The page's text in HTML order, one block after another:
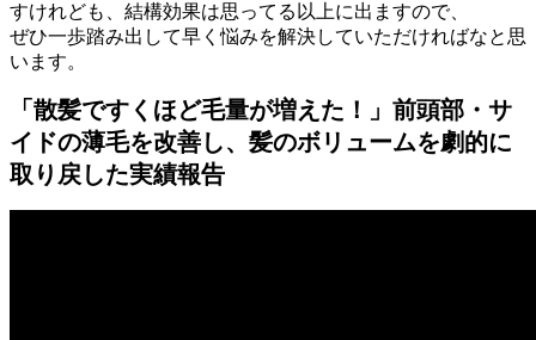
すけれども、結構効果は思ってる以上に出ますので、
ぜひ一歩踏み出して早く悩みを解決していただければなと思
います。
「散髪ですくほど毛量が増えた！」前頭部・サ
イドの薄毛を改善し、髪のボリュームを劇的に
取り戻した実績報告